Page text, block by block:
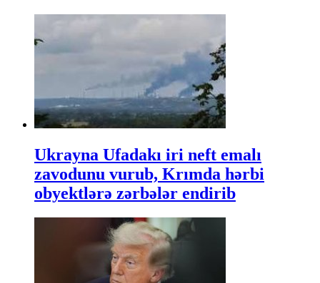
Ukrayna Ufadakı iri neft emalı
zavodunu vurub, Krımda hərbi
obyektlərə zərbələr endirib